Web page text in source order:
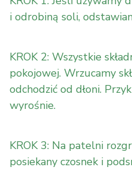
i odrobiną soli,
KROK 2: Wszystkie
pokojowej. Wrzucamy
odchodzić od dłoni.
wyrośnie.
KROK 3: Na patelni
posiekany czosnek i